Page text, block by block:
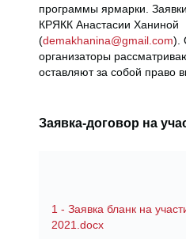
программы ярмарки.
КРЯКК Анастасии Ханиной
(demakhanina@gmail.com).
организаторы
оставляют за собой право
Заявка-договор на
1 - Заявка бланк на
2021.docx